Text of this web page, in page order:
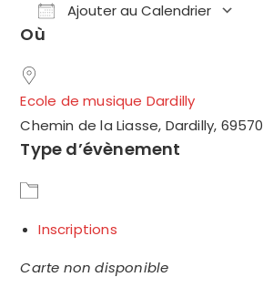
Ajouter au Calendrier
Où
Ecole de musique Dardilly
Chemin de la Liasse, Dardilly, 69570
Type d’évènement
Inscriptions
Carte non disponible